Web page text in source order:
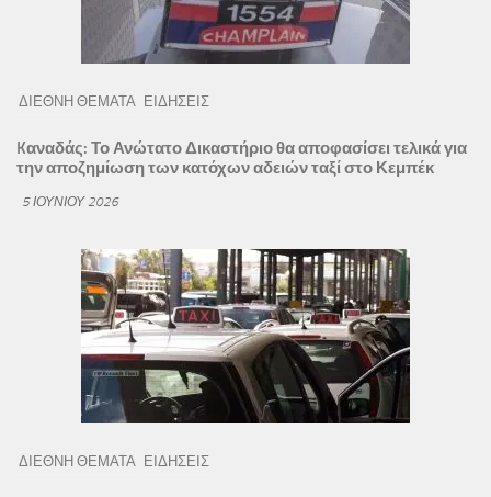
ΔΙΕΘΝΗ ΘΕΜΑΤΑ ΕΙΔΗΣΕΙΣ
Kαναδάς: Το Ανώτατο Δικαστήριο θα αποφασίσει τελικά για
την αποζημίωση των κατόχων αδειών ταξί στο Κεμπέκ
5 ΙΟΥΝΊΟΥ 2026
ΔΙΕΘΝΗ ΘΕΜΑΤΑ ΕΙΔΗΣΕΙΣ